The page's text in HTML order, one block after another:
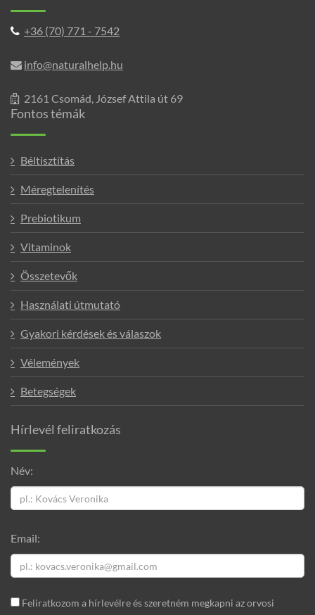
+36 (70) 771 - 7542
info@naturalhelp.hu
2161 Csomád, József Attila út 69
Fontos témák
Béltisztítás
Méregtelenítés
Prebiotikum
Vitaminok
Összetevők
Használati útmutató
Gyakori kérdések és válaszok
Vélemények
Betegségek
Hírlevél feliratkozás
Név:
Email:
Feliratkozom a hírlevélre és szeretném megkapni az orvosi